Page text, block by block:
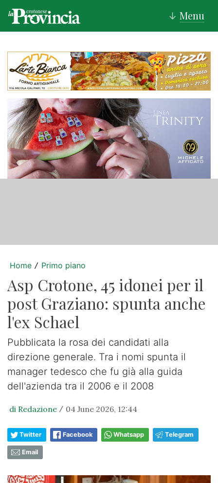
↓ Menu
Home / Primo piano
Asp Crotone, 45 idonei per il
post Graziano: spunta anche
l'ex Schael
Pubblicata la rosa dei candidati alla
direzione generale. Tra i nomi spunta il
manager tedesco che fu già alla guida
dell'azienda tra il 2006 e il 2008
di Redazione / 04 June 2026, 12:44
Twitter Facebook Whatsapp Telegram
Email